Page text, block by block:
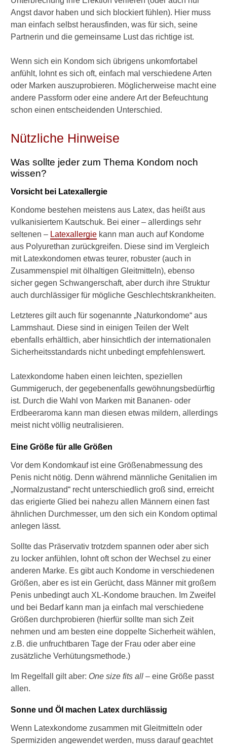
Angst davor haben und sich blockiert fühlen). Hier muss
man einfach selbst herausfinden, was für sich, seine
Partnerin und die gemeinsame Lust das richtige ist.
Wenn sich ein Kondom sich übrigens unkomfortabel
anfühlt, lohnt es sich oft, einfach mal verschiedene Arten
oder Marken auszuprobieren. Möglicherweise macht eine
andere Passform oder eine andere Art der Befeuchtung
schon einen entscheidenden Unterschied.
Nützliche Hinweise
Was sollte jeder zum Thema Kondom noch
wissen?
Vorsicht bei Latexallergie
Kondome bestehen meistens aus Latex, das heißt aus
vulkanisiertem Kautschuk. Bei einer – allerdings sehr
seltenen – Latexallergie kann man auch auf Kondome
aus Polyurethan zurückgreifen. Diese sind im Vergleich
mit Latexkondomen etwas teurer, robuster (auch in
Zusammenspiel mit ölhaltigen Gleitmitteln), ebenso
sicher gegen Schwangerschaft, aber durch ihre Struktur
auch durchlässiger für mögliche Geschlechtskrankheiten.
Letzteres gilt auch für sogenannte „Naturkondome“ aus
Lammshaut. Diese sind in einigen Teilen der Welt
ebenfalls erhältlich, aber hinsichtlich der internationalen
Sicherheitsstandards nicht unbedingt empfehlenswert.
Latexkondome haben einen leichten, speziellen
Gummigeruch, der gegebenenfalls gewöhnungsbedürftig
ist. Durch die Wahl von Marken mit Bananen- oder
Erdbeeraroma kann man diesen etwas mildern, allerdings
meist nicht völlig neutralisieren.
Eine Größe für alle Größen
Vor dem Kondomkauf ist eine Größenabmessung des
Penis nicht nötig. Denn während männliche Genitalien im
„Normalzustand“ recht unterschiedlich groß sind, erreicht
das erigierte Glied bei nahezu allen Männern einen fast
ähnlichen Durchmesser, um den sich ein Kondom optimal
anlegen lässt.
Sollte das Präservativ trotzdem spannen oder aber sich
zu locker anfühlen, lohnt oft schon der Wechsel zu einer
anderen Marke. Es gibt auch Kondome in verschiedenen
Größen, aber es ist ein Gerücht, dass Männer mit großem
Penis unbedingt auch XL-Kondome brauchen. Im Zweifel
und bei Bedarf kann man ja einfach mal verschiedene
Größen durchprobieren (hierfür sollte man sich Zeit
nehmen und am besten eine doppelte Sicherheit wählen,
z.B. die unfruchtbaren Tage der Frau oder aber eine
zusätzliche Verhütungsmethode.)
Im Regelfall gilt aber: One size fits all – eine Größe passt
allen.
Sonne und Öl machen Latex durchlässig
Wenn Latexkondome zusammen mit Gleitmitteln oder
Spermiziden angewendet werden, muss darauf geachtet